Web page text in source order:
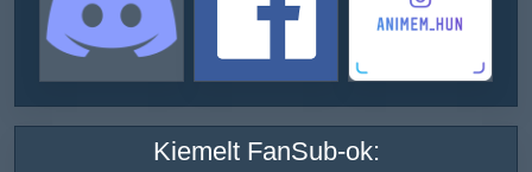
Kiemelt FanSub-ok: